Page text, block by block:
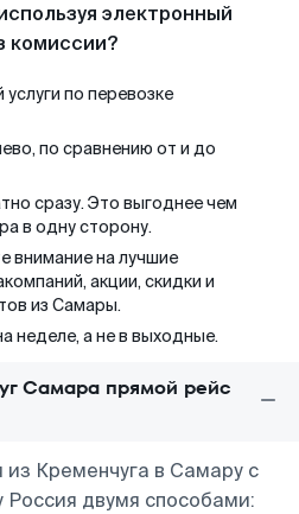
электронный
комиссии?
по перевозке
по сравнению от и до
сразу. Это выгоднее чем
в одну сторону.
внимание на лучшие
акции, скидки и
из Самары.
неделе, а не в выходные.
Самара прямой рейс
Кременчуга в Самару с
Россия двумя способами: